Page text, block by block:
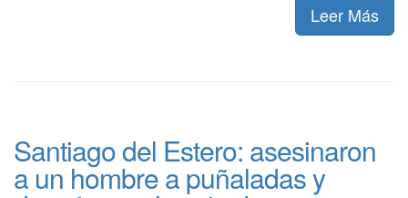
Leer Más
Santiago del Estero: asesinaron
a un hombre a puñaladas y